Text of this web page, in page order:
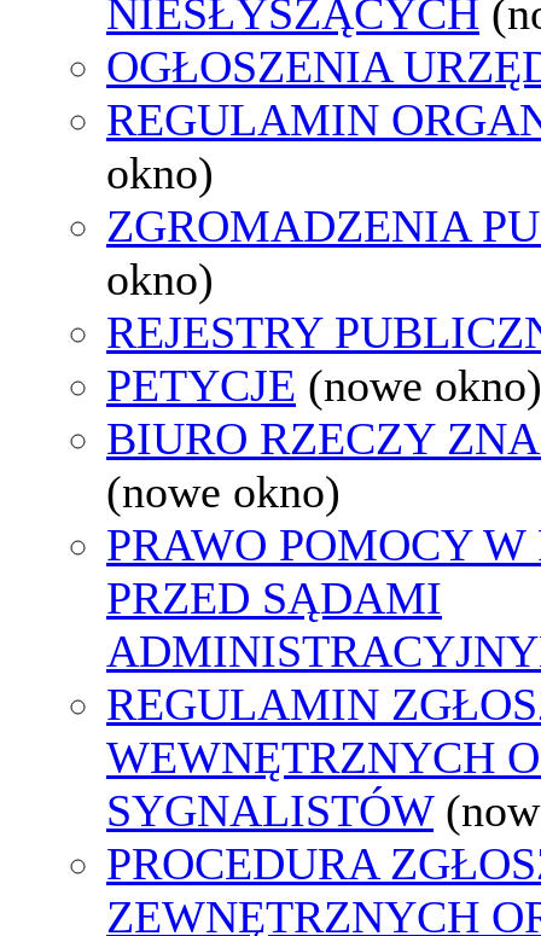
NIESŁYSZĄCYCH
OGŁOSZENIA
REGULAMIN
okno)
ZGROMADZENIA
okno)
REJESTRY
PETYCJE (nowe okno)
BIURO RZECZY
(nowe okno)
PRAWO POMOCY
PRZED SĄDAMI
REGULAMIN
WEWNĘTRZNYCH
SYGNALISTÓW
PROCEDURA
ZEWNĘTRZNYCH